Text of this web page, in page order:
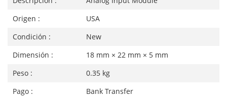
Origen :
USA
Condición :
New
Dimensión :
18 mm × 22 mm × 5 mm
Peso :
0.35 kg
Pago :
Bank Transfer